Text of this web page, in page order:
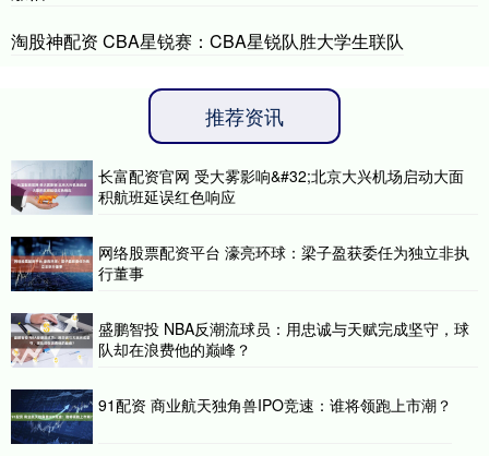
淘股神配资 CBA星锐赛：CBA星锐队胜大学生联队
推荐资讯
长富配资官网 受大雾影响&#32;北京大兴机场启动大面
积航班延误红色响应
网络股票配资平台 濠亮环球：梁子盈获委任为独立非执
行董事
盛鹏智投 NBA反潮流球员：用忠诚与天赋完成坚守，球
队却在浪费他的巅峰？
91配资 商业航天独角兽IPO竞速：谁将领跑上市潮？